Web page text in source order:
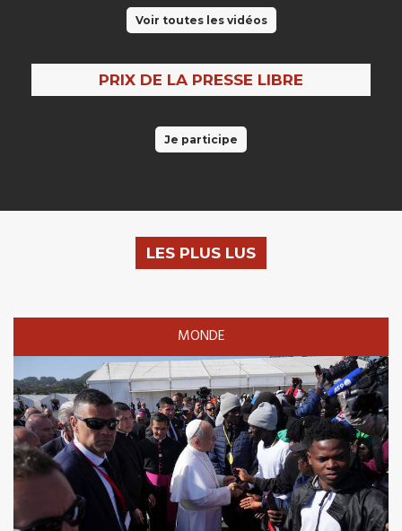
Voir toutes les vidéos
PRIX DE LA PRESSE LIBRE
Je participe
LES PLUS LUS
MONDE